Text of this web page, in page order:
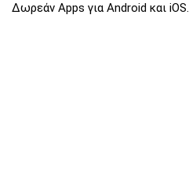
Δωρεάν Apps για Android και iOS.